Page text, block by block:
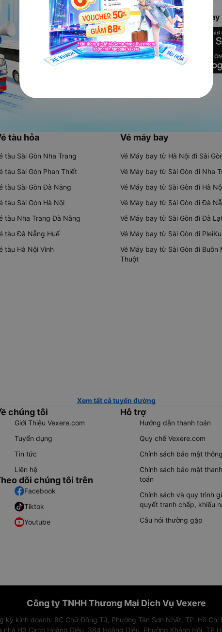
chóng và phù hợp nhất.
Tải ứng dụng Vexere ngay
tàu hỏa
tàu Sài Gòn Nha Trang
tàu Sài Gòn Phan Thiết
tàu Sài Gòn Đà Nẵng
tàu Sài Gòn Hà Nội
tàu Nha Trang Đà Nẵng
tàu Đà Nẵng Huế
tàu Hà Nội Vinh
Vé máy bay
Vé Máy bay từ Hà Nội đi Sài
Vé Máy bay từ Sài Gòn đi Nha
Vé Máy bay từ Sài Gòn đi Hà
Vé Máy bay từ Sài Gòn đi Đà
Vé Máy bay từ Sài Gòn đi Đà
Vé Máy bay từ Sài Gòn đi PleiKu
Vé Máy bay từ Sài Gòn đi Buôn
Thuột
Xem tất cả tuyến đường
chúng tôi
Giới Thiệu Vexere.com
Tuyển dụng
Tin tức
Liên hệ
dõi chúng tôi trên
Facebook
Tiktok
Youtube
Hỗ trợ
Hướng dẫn thanh toán
Quy chế Vexere.com
Chính sách bảo mật
Chính sách bảo mật thanh
toán
Chính sách và quy trình
quyết tranh chấp, khiếu
Câu hỏi thường gặp
Công ty TNHH Thương Mại Dịch Vụ Vexere
ký kinh doanh: 8C Chữ Đồng Tử, Phường Tân Sơn Nhất, TP. Hồ Chí
nhà H3 Circo Hoàng Diệu, 384 Hoàng Diệu, Phường Khánh Hội, TP